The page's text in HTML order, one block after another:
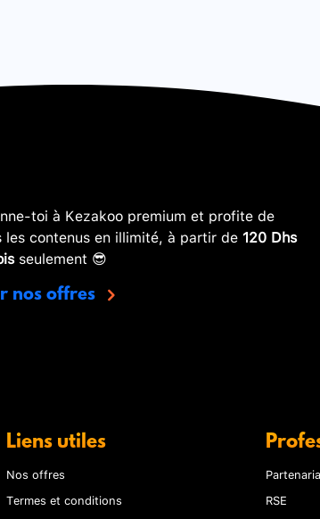
toi à Kezakoo premium et profite de
les contenus en illimité, à partir de 120 Dhs
seulement 😎
nos offres
Liens utiles
Nos offres
Termes et conditions
RSE